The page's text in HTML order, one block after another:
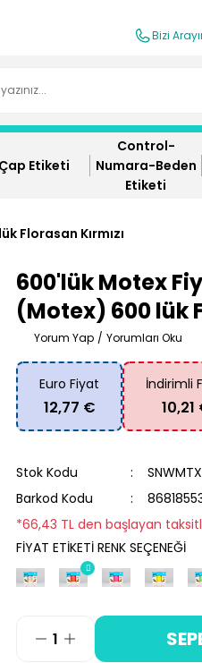
Bizi
Çap Etiketi
Control-
Numara-Beden
Etiketi
Florasan Kırmızı
600'lük Motex
(Motex) 600 lük
Yorum Yap / Yorumları Oku
Euro Fiyat
12,77 €
İndirimli
10,21
Stok Kodu
Barkod Kodu
*66,43 TL den başlayan
FİYAT ETİKETİ RENK SEÇENEĞİ